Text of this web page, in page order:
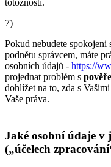
7)
Pokud nebudete
podnětu správcem, máte
osobních údajů - https://
projednat problém s
dohlížet na to, zda s
Vaše práva.
Jaké osobní údaje v
(„účelech